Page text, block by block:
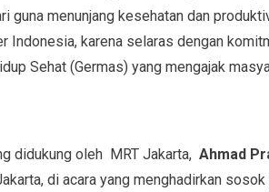
guna menunjang kesehatan dan
Indonesia, karena selaras dengan
Sehat (Germas) yang mengajak
didukung oleh MRT Jakarta, Ahmad
di acara yang menghadirkan